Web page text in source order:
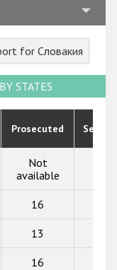
for Словакия
STATES
Prosecuted
Not
available
16
13
16